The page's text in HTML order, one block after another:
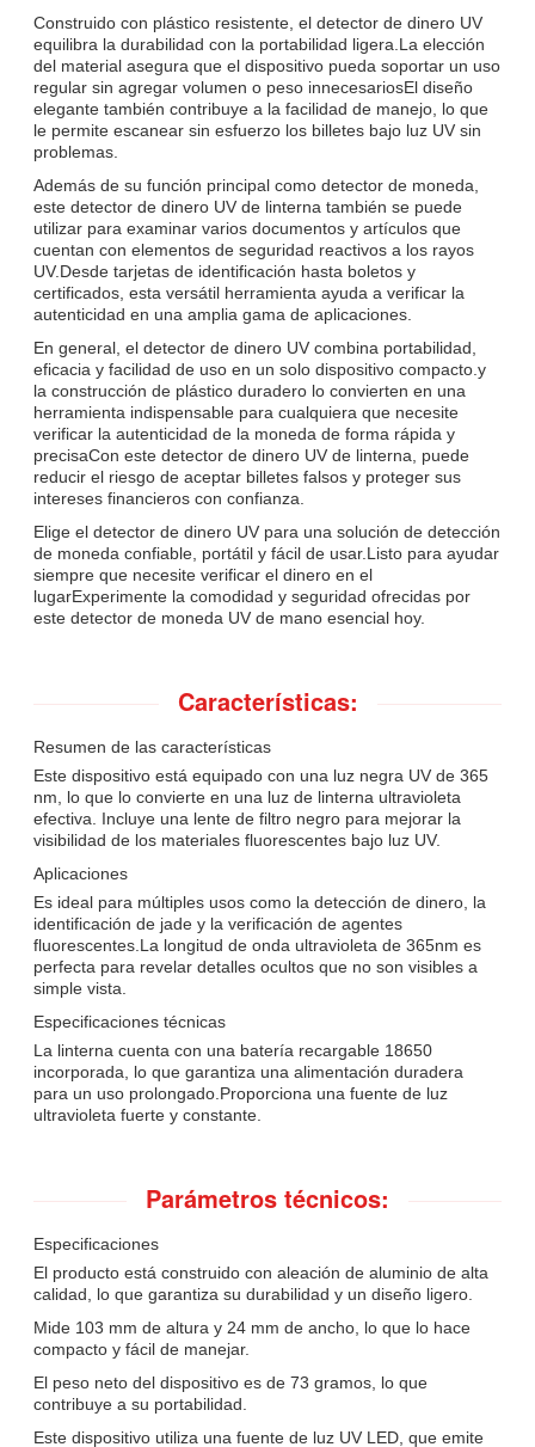
Construido con plástico resistente, el detector de dinero UV
equilibra la durabilidad con la portabilidad ligera.La elección
del material asegura que el dispositivo pueda soportar un uso
regular sin agregar volumen o peso innecesariosEl diseño
elegante también contribuye a la facilidad de manejo, lo que
le permite escanear sin esfuerzo los billetes bajo luz UV sin
problemas.
Además de su función principal como detector de moneda,
este detector de dinero UV de linterna también se puede
utilizar para examinar varios documentos y artículos que
cuentan con elementos de seguridad reactivos a los rayos
UV.Desde tarjetas de identificación hasta boletos y
certificados, esta versátil herramienta ayuda a verificar la
autenticidad en una amplia gama de aplicaciones.
En general, el detector de dinero UV combina portabilidad,
eficacia y facilidad de uso en un solo dispositivo compacto.y
la construcción de plástico duradero lo convierten en una
herramienta indispensable para cualquiera que necesite
verificar la autenticidad de la moneda de forma rápida y
precisaCon este detector de dinero UV de linterna, puede
reducir el riesgo de aceptar billetes falsos y proteger sus
intereses financieros con confianza.
Elige el detector de dinero UV para una solución de detección
de moneda confiable, portátil y fácil de usar.Listo para ayudar
siempre que necesite verificar el dinero en el
lugarExperimente la comodidad y seguridad ofrecidas por
este detector de moneda UV de mano esencial hoy.
Características:
Resumen de las características
Este dispositivo está equipado con una luz negra UV de 365
nm, lo que lo convierte en una luz de linterna ultravioleta
efectiva. Incluye una lente de filtro negro para mejorar la
visibilidad de los materiales fluorescentes bajo luz UV.
Aplicaciones
Es ideal para múltiples usos como la detección de dinero, la
identificación de jade y la verificación de agentes
fluorescentes.La longitud de onda ultravioleta de 365nm es
perfecta para revelar detalles ocultos que no son visibles a
simple vista.
Especificaciones técnicas
La linterna cuenta con una batería recargable 18650
incorporada, lo que garantiza una alimentación duradera
para un uso prolongado.Proporciona una fuente de luz
ultravioleta fuerte y constante.
Parámetros técnicos:
Especificaciones
El producto está construido con aleación de aluminio de alta
calidad, lo que garantiza su durabilidad y un diseño ligero.
Mide 103 mm de altura y 24 mm de ancho, lo que lo hace
compacto y fácil de manejar.
El peso neto del dispositivo es de 73 gramos, lo que
contribuye a su portabilidad.
Este dispositivo utiliza una fuente de luz UV LED, que emite